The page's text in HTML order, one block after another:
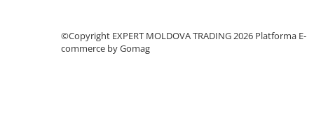
Set unelte de masurare
Instrumente de decupare
©Copyright EXPERT MOLDOVA TRADING 2026 Platforma E-
commerce by Gomag